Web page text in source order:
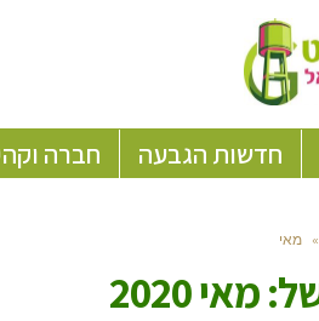
חדשות הגבעה חברה
» מאי
מאי 2020